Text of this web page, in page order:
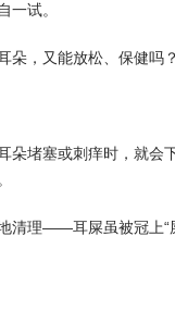
一试。
，又能放松、保健吗
朵堵塞或刺痒时，就会
清理——耳屎虽被冠上“